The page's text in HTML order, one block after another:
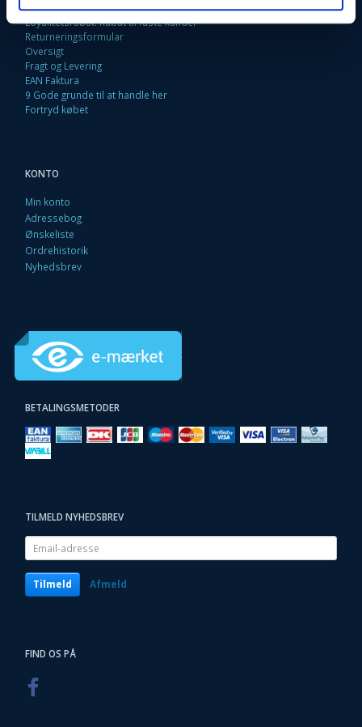
Betingelser & Vilkår
Loyalitetsrabat. Rabat til faste kunder
Returneringsformular
Oversigt
Fragt og Levering
EAN Faktura
9 Gode grunde til at handle her
Fortryd købet
KONTO
Min konto
Adressebog
Ønskeliste
Ordrehistorik
Nyhedsbrev
BETALINGSMETODER
TILMELD NYHEDSBREV
Email-
adresse
Tilmeld Afmeld
FIND OS PÅ